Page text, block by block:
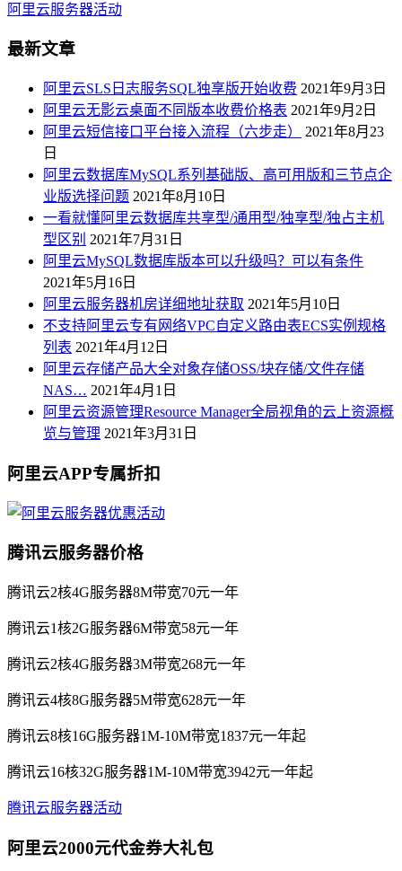
阿里云服务器活动
最新文章
阿里云SLS日志服务SQL独享版开始收费 2021年9月3日
阿里云无影云桌面不同版本收费价格表 2021年9月2日
阿里云短信接口平台接入流程（六步走）
2021年8月23
日
阿里云数据库MySQL系列基础版、高可用版和三节点企
业版选择问题 2021年8月10日
一看就懂阿里云数据库共享型/通用型/独享型/独占主机
型区别 2021年7月31日
阿里云MySQL数据库版本可以升级吗？可以有条件
2021年5月16日
阿里云服务器机房详细地址获取 2021年5月10日
不支持阿里云专有网络VPC自定义路由表ECS实例规格
列表 2021年4月12日
阿里云存储产品大全对象存储OSS/块存储/文件存储
NAS… 2021年4月1日
阿里云资源管理Resource Manager全局视角的云上资源概
览与管理 2021年3月31日
阿里云APP专属折扣
腾讯云服务器价格
腾讯云2核4G服务器8M带宽70元一年
腾讯云1核2G服务器6M带宽58元一年
腾讯云2核4G服务器3M带宽268元一年
腾讯云4核8G服务器5M带宽628元一年
腾讯云8核16G服务器1M-10M带宽1837元一年起
腾讯云16核32G服务器1M-10M带宽3942元一年起
腾讯云服务器活动
阿里云2000元代金券大礼包